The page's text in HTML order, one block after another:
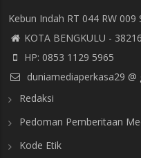
Kebun Indah RT 044 RW
KOTA BENGKULU - 38216
HP: 0853 1129 5965
duniamediaperkasa29 @
Redaksi
Pedoman Pemberitaan
Kode Etik